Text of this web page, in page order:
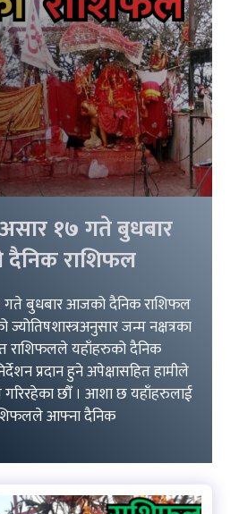
१७ गते बुधबार
राशिफल
बुधबार आजको दैनिक राशिफल
ज्योतिषशास्त्रअनुसार जन्म नक्षत्रका
राशिफलले यहाँहरुको दैनिक
प्रदान हुने अपेक्षासहित हामीले
गरिरहेका छौँ । आशा छ यहाँहरुलाई
आफ्ना दैनिक